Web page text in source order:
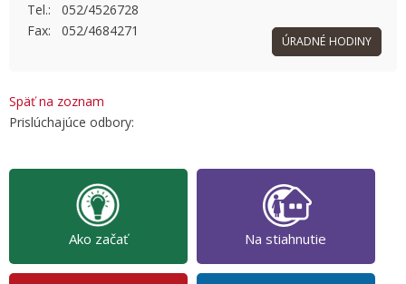
Tel.: 052/4526728
Fax: 052/4684271
ÚRADNÉ HODINY
Späť na zoznam
Prislúchajúce odbory:
Ako začať Na stiahnutie